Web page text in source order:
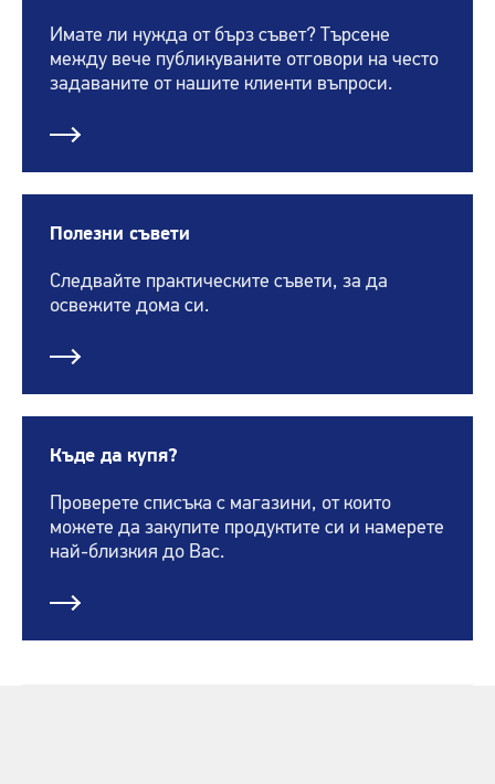
Имате ли нужда от бърз съвет? Търсене
между вече публикуваните отговори на често
задаваните от нашите клиенти въпроси.
Полезни съвети
Следвайте практическите съвети, за да
освежите дома си.
Къде да купя?
Проверете списъка с магазини, от които
можете да закупите продуктите си и намерете
най-близкия до Вас.